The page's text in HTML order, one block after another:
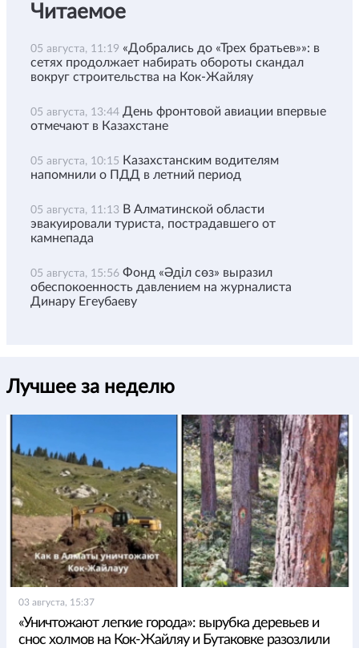
Читаемое
05 августа, 11:19 «Добрались до «Трех братьев»»: в
сетях продолжает набирать обороты скандал
вокруг строительства на Кок-Жайляу
05 августа, 13:44 День фронтовой авиации впервые
отмечают в Казахстане
05 августа, 10:15 Казахстанским водителям
напомнили о ПДД в летний период
05 августа, 11:13 В Алматинской области
эвакуировали туриста, пострадавшего от
камнепада
05 августа, 15:56 Фонд «Әділ сөз» выразил
обеспокоенность давлением на журналиста
Динару Егеубаеву
Лучшее за неделю
03 августа, 15:37
«Уничтожают легкие города»: вырубка деревьев и
снос холмов на Кок-Жайляу и Бутаковке разозлили